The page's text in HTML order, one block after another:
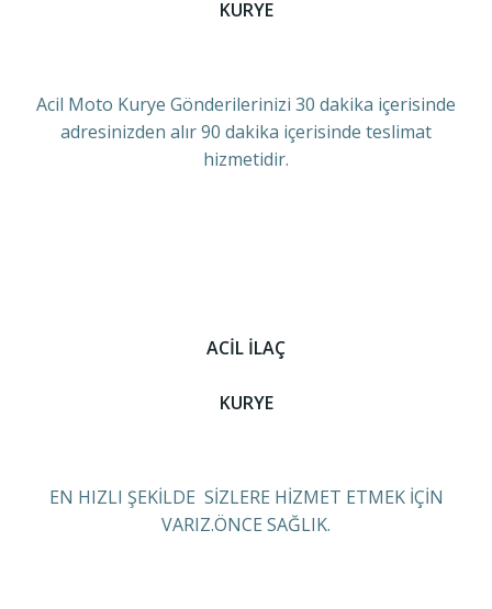
KURYE
Acil Moto Kurye Gönderilerinizi 30 dakika içerisinde
adresinizden alır 90 dakika içerisinde teslimat
hizmetidir.
ACİL İLAÇ
KURYE
EN HIZLI ŞEKİLDE SİZLERE HİZMET ETMEK İÇİN
VARIZ.ÖNCE SAĞLIK.